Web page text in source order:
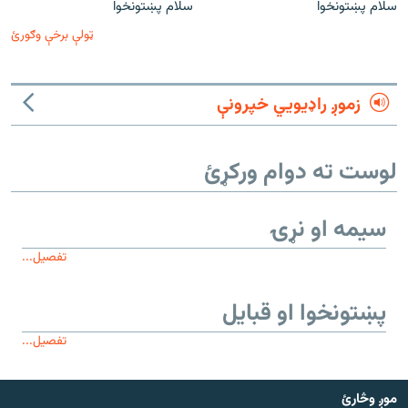
سلام پښتونخوا سلام پښتونخوا
ټولې برخې وګورئ
زموږ راډیويي خپرونې
لوست ته دوام ورکړئ
سیمه او نړۍ
تفصیل...
پښتونخوا او قبایل
تفصیل...
موږ وڅارئ